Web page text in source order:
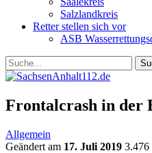
Salzlandkreis
Retter stellen sich vor
ASB
Frontalcrash in der
Allgemein
Geändert am 17. Juli 2019 3.476